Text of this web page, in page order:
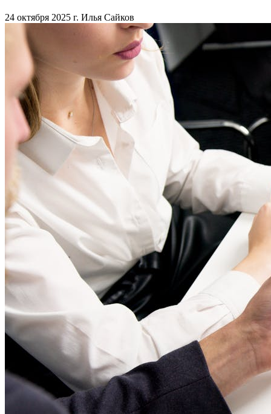
24 октября 2025 г. Илья Сайков